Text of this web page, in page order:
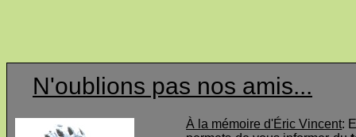
N'oublions pas nos amis...
À la mémoire d'Éric Vincent: